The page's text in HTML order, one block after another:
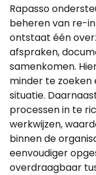
Rapasso
beheren van re-
ontstaat één
afspraken,
samenkomen.
minder te zoeken
situatie.
processen in te
werkwijzen,
binnen de
eenvoudiger
overdraagbaar